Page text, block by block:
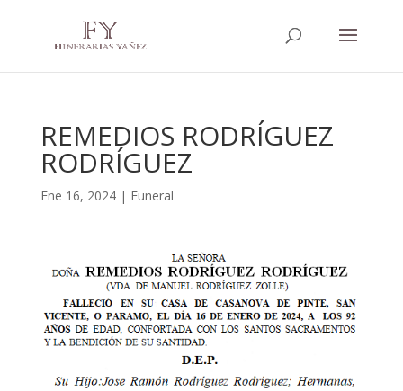
REMEDIOS RODRÍGUEZ
RODRÍGUEZ
Ene 16, 2024| Funeral